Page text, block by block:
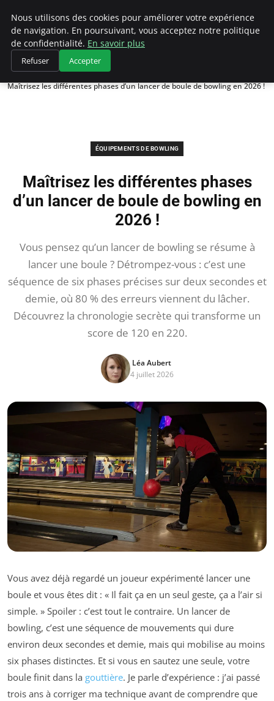
Bowling La Rosiere
Accueil
Équipements de Bowling
Maîtrisez les différentes phases d’un lancer de boule de bowling en 2026 !
ÉQUIPEMENTS DE BOWLING
Maîtrisez les différentes phases
d’un lancer de boule de bowling en
2026 !
Vous pensez qu’un lancer de bowling se résume à
lancer une boule ? Détrompez-vous : c’est une
séquence de six phases précises sur deux secondes et
demie, où 80 % des erreurs viennent du lâcher.
Découvrez la chronologie secrète qui transforme un
score de 120 en 220.
Léa Aubert
4 juillet 2026
Vous avez déjà regardé un joueur expérimenté lancer une
boule et vous êtes dit : « Il fait ça en un seul geste, ça a l’air si
simple. » Spoiler : c’est tout le contraire. Un lancer de
bowling, c’est une séquence de mouvements qui dure
environ deux secondes et demie, mais qui mobilise au moins
six phases distinctes. Et si vous en sautez une seule, votre
boule finit dans la gouttière. Je parle d’expérience : j’ai passé
trois ans à corriger ma technique avant de comprendre que
Nous utilisons des cookies pour améliorer votre expérience
de navigation. En poursuivant, vous acceptez notre politique
de confidentialité. En savoir plus
Refuser Accepter